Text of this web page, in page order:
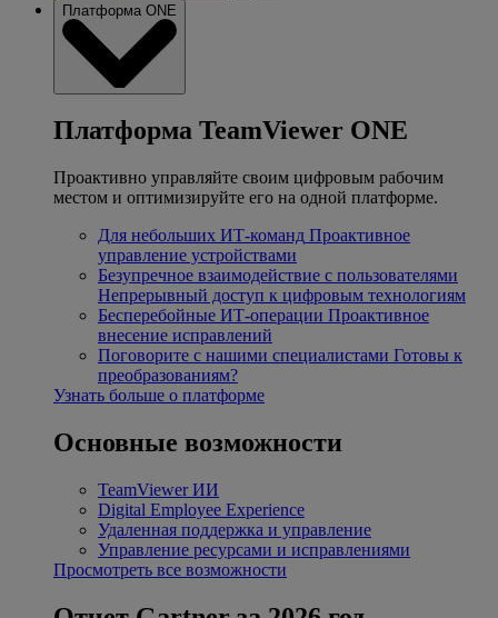
Платформа ONE
Платформа TeamViewer ONE
Проактивно управляйте своим цифровым рабочим
местом и оптимизируйте его на одной платформе.
Для небольших ИТ-команд Проактивное
управление устройствами
Безупречное взаимодействие с пользователями
Непрерывный доступ к цифровым технологиям
Бесперебойные ИТ-операции Проактивное
внесение исправлений
Поговорите с нашими специалистами Готовы к
преобразованиям?
Узнать больше о платформе
Основные возможности
TeamViewer ИИ
Digital Employee Experience
Удаленная поддержка и управление
Управление ресурсами и исправлениями
Просмотреть все возможности